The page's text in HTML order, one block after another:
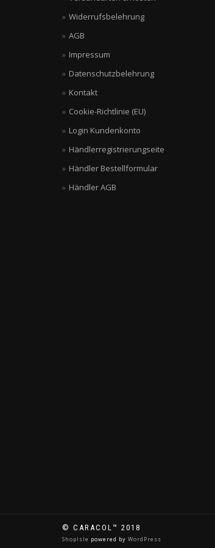
Widerrufsbelehrung
AGB
Impressum
Datenschutzbelehrung
Kontakt
Cookie-Richtlinie (EU)
Login Kundenkonto
Händlerregistrierungseite
Händler Bestellformular
Händler AGB
© CARACOL™ 2018
ShopIsle powered by WordPress